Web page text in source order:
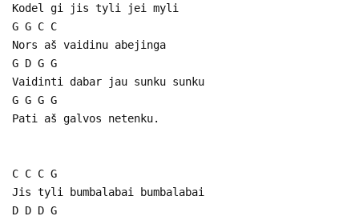
Kodel gi jis tyli jei myli
G G C C
Nors aš vaidinu abejinga
G D G G
Vaidinti dabar jau sunku sunku
G G G G
Pati aš galvos netenku.
C C C G
Jis tyli bumbalabai bumbalabai
D D D G